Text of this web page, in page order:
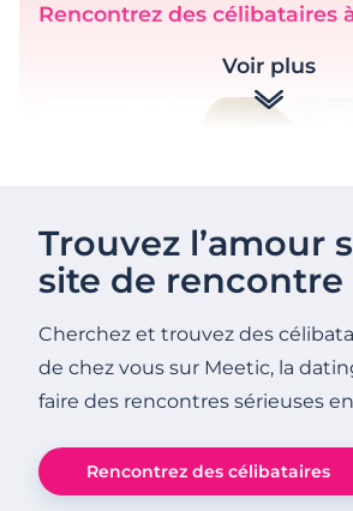
Rencontrez des célibataires
3 minutes
Voir plus
Trouvez l’amour
site de rencontre
Cherchez et trouvez des
de chez vous sur Meetic, la
faire des rencontres sérieuses
Rencontrez des célibataires